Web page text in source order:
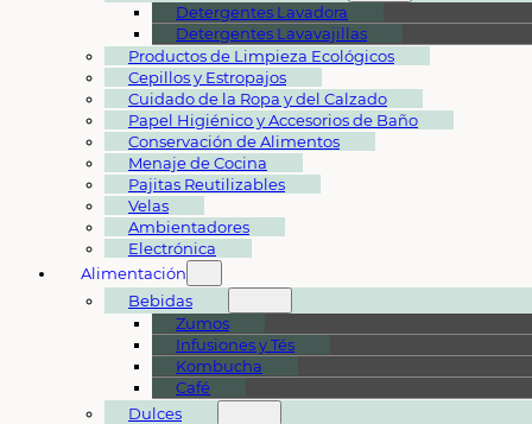
Detergentes Lavadora
Detergentes Lavavajillas
Productos de Limpieza Ecológicos
Cepillos y Estropajos
Cuidado de la Ropa y del Calzado
Papel Higiénico y Accesorios de Baño
Conservación de Alimentos
Menaje de Cocina
Pajitas Reutilizables
Velas
Ambientadores
Electrónica
Alimentación
Bebidas
Zumos
Infusiones y Tés
Kombucha
Café
Dulces